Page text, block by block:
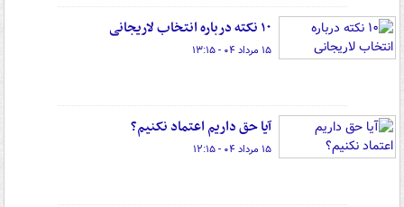
۱۰ نکته درباره انتخاب لاریجانی
۱۵ مرداد ۰۴ - ۱۳:۱۵
آیا حق داریم اعتماد نکنیم؟
۱۵ مرداد ۰۴ - ۱۲:۱۵